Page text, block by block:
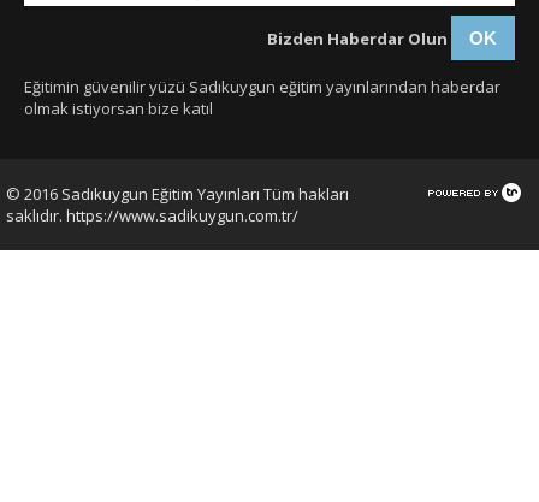
Bizden Haberdar Olun OK
Eğitimin güvenilir yüzü Sadıkuygun eğitim yayınlarından haberdar
olmak istiyorsan bize katıl
© 2016 Sadıkuygun Eğitim Yayınları Tüm hakları
saklıdır. https://www.sadikuygun.com.tr/